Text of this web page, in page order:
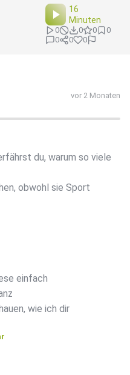
16
Minuten
0 0 0
0
0
0 0
vor 2 Monaten
du, warum so viele
obwohl sie Sport
einfach
wie ich dir